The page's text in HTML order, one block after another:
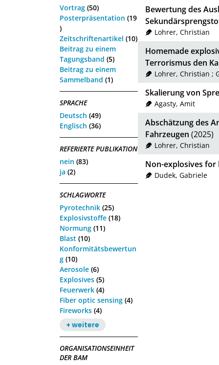
Vortrag (50)
Posterpräsentation (19
)
Zeitschriftenartikel (10)
Beitrag zu einem
Tagungsband (5)
Beitrag zu einem
Sammelband (1)
SPRACHE
Deutsch (49)
Englisch (36)
REFERIERTE PUBLIKATION
nein (83)
ja (2)
SCHLAGWORTE
Pyrotechnik (25)
Explosivstoffe (18)
Normung (11)
Blast (10)
Konformitätsbewertun
g (10)
Aerosole (6)
Explosives (5)
Feuerwerk (4)
Fiber optic sensing (4)
Fireworks (4)
+ weitere
ORGANISATIONSEINHEIT
DER BAM
Bewertung des
Lohrer, Christian
Homemade
Terrorismus den
Lohrer, Christian ;
Skalierung von
Agasty, Amit
Abschätzung des
Fahrzeugen (2025)
Lohrer, Christian
Non-explosives
Dudek, Gabriele